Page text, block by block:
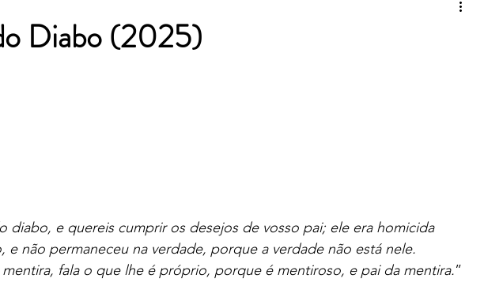
Diabo (2025)
diabo, e quereis cumprir os desejos de vosso pai; ele era homicida
e não permaneceu na verdade, porque a verdade não está nele.
fala o que lhe é próprio, porque é mentiroso, e pai da mentira.”